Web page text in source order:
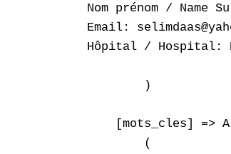
Nom prénom / Name
Email:
Hôpital / Hospital:
        )
[mots_cles] =>
        (